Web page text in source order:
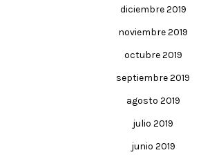
diciembre 2019
noviembre 2019
octubre 2019
septiembre 2019
agosto 2019
julio 2019
junio 2019